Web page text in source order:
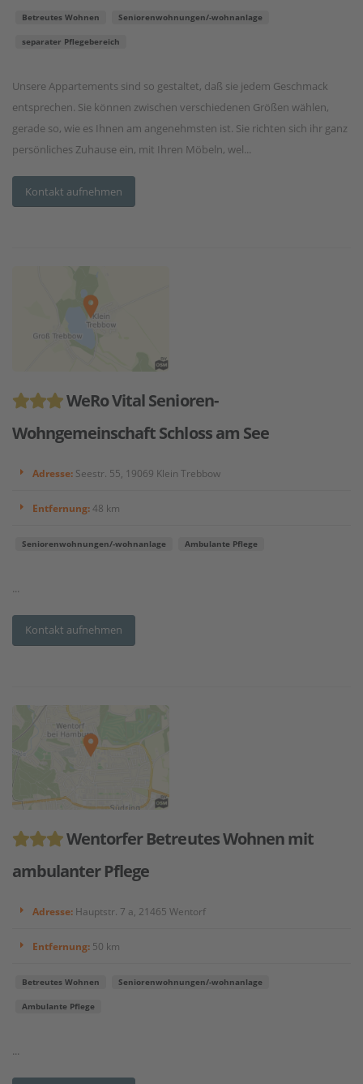
Betreutes Wohnen Seniorenwohnungen/-wohnanlage
separater Pflegebereich
Unsere Appartements sind so gestaltet, daß sie jedem Geschmack
entsprechen. Sie können zwischen verschiedenen Größen wählen,
gerade so, wie es Ihnen am angenehmsten ist. Sie richten sich ihr ganz
persönliches Zuhause ein, mit Ihren Möbeln, wel...
Kontakt aufnehmen
WeRo Vital Senioren-
Wohngemeinschaft Schloss am See
Adresse: Seestr. 55, 19069 Klein Trebbow
Entfernung:48 km
Seniorenwohnungen/-wohnanlage Ambulante Pflege
...
Kontakt aufnehmen
Wentorfer Betreutes Wohnen mit
ambulanter Pflege
Adresse: Hauptstr. 7 a, 21465 Wentorf
Entfernung: 50 km
Betreutes Wohnen Seniorenwohnungen/-wohnanlage
Ambulante Pflege
...